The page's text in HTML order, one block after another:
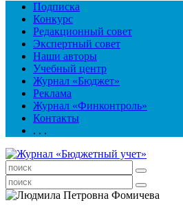
Подписка
Конкурс
Редакционный совет
Экспертный совет
Наши авторы
Учебный центр
Журнал «Бюджет»
Реклама
Журнал «Финконтроль»
Контакты
. . .